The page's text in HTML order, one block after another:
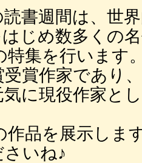
書週間は、世
じめ数多くの
特集を行います
賞作家であり
に現役作家と
作品を展示しま
いね♪